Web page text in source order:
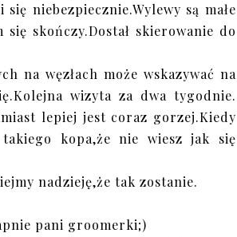
niebezpiecznie.Wylewy są małe
skończy.Dostał skierowanie do
na węzłach może wskazywać na
wizyta za dwa tygodnie.
lepiej jest coraz gorzej.Kiedy
kopa,że nie wiesz jak się
nadzieję,że tak zostanie.
pani groomerki;)